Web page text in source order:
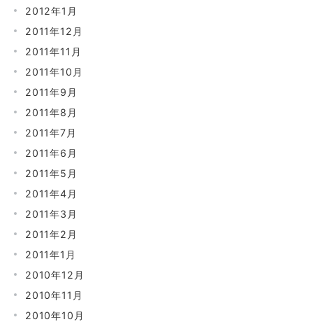
2012年1月
2011年12月
2011年11月
2011年10月
2011年9月
2011年8月
2011年7月
2011年6月
2011年5月
2011年4月
2011年3月
2011年2月
2011年1月
2010年12月
2010年11月
2010年10月